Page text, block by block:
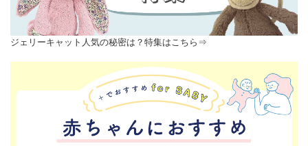
ジェリーキャット人気の秘密は？特集はこちら⇒